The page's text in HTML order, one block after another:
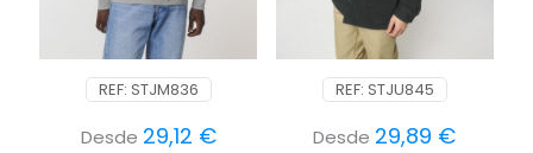
REF: STJM836
Desde 29,12 €
REF: STJU845
Desde 29,89 €